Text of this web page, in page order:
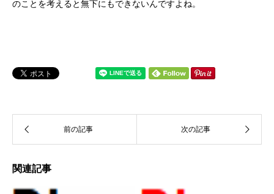
のことを考えると無下にもできないんですよね。
関連記事